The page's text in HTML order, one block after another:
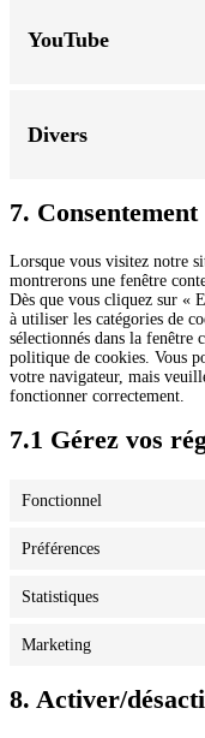
YouTube
Divers
7. Consentement
Lorsque vous visitez notre
montrerons une fenêtre
Dès que vous cliquez sur «
à utiliser les catégories de
sélectionnés dans la fenêtre
politique de cookies. Vous
votre navigateur, mais
fonctionner correctement.
7.1 Gérez vos
Fonctionnel
Préférences
Statistiques
Marketing
8. Activer/